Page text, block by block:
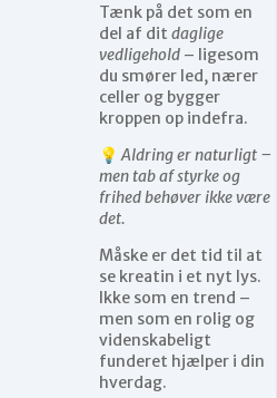
Tænk på det som en
del af dit daglige
vedligehold – ligesom
du smører led, nærer
celler og bygger
kroppen op indefra.
💡 Aldring er naturligt –
men tab af styrke og
frihed behøver ikke være
det.
Måske er det tid til at
se kreatin i et nyt lys.
Ikke som en trend –
men som en rolig og
videnskabeligt
funderet hjælper i din
hverdag.